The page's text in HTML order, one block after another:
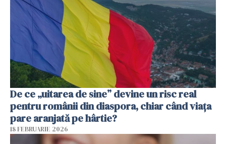
De ce „uitarea de sine” devine un risc real
pentru românii din diaspora, chiar când viața
pare aranjată pe hârtie?
18 FEBRUARIE 2026